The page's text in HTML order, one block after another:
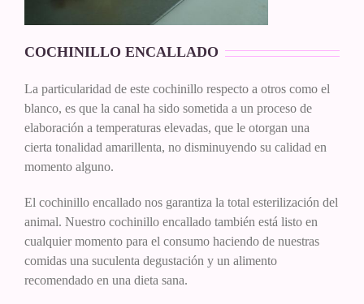
COCHINILLO ENCALLADO
La particularidad de este cochinillo respecto a otros como el
blanco, es que la canal ha sido sometida a un proceso de
elaboración a temperaturas elevadas, que le otorgan una
cierta tonalidad amarillenta, no disminuyendo su calidad en
momento alguno.
El cochinillo encallado nos garantiza la total esterilización del
animal. Nuestro cochinillo encallado también está listo en
cualquier momento para el consumo haciendo de nuestras
comidas una suculenta degustación y un alimento
recomendado en una dieta sana.